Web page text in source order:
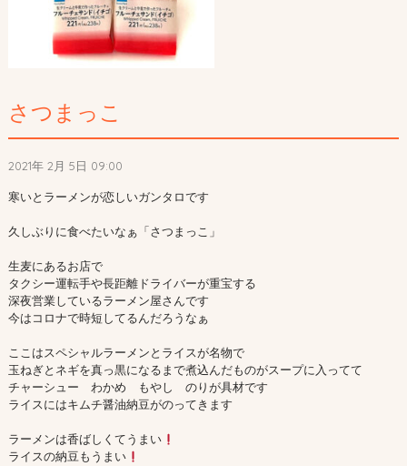
さつまっこ
2021年 2月 5日 09:00
寒いとラーメンが恋しいガンタロです
久しぶりに食べたいなぁ「さつまっこ」
生麦にあるお店で
タクシー運転手や長距離ドライバーが重宝する
深夜営業しているラーメン屋さんです
今はコロナで時短してるんだろうなぁ
ここはスペシャルラーメンとライスが名物で
玉ねぎとネギを真っ黒になるまで煮込んだものがスープに入ってて
チャーシュー　わかめ　もやし　のりが具材です
ライスにはキムチ醤油納豆がのってきます
ラーメンは香ばしくてうまい
ライスの納豆もうまい